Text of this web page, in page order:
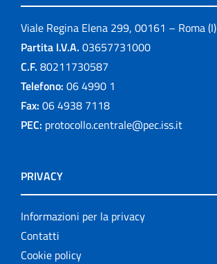
Viale Regina Elena 299, 00161 – Roma (I)
Partita I.V.A. 03657731000
C.F. 80211730587
Telefono: 06 4990 1
Fax: 06 4938 7118
PEC: protocollo.centrale@pec.iss.it
PRIVACY
Informazioni per la privacy
Contatti
Cookie policy